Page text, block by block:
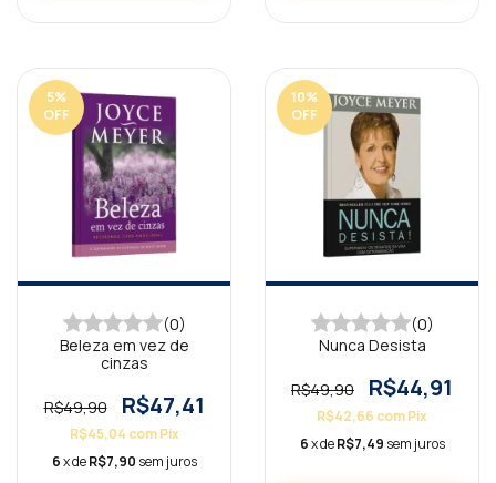
5%
OFF
(0)
Beleza em vez de
cinzas
R$49,90 R$47,41
R$45,04 com Pix
6x deR$7,90 sem juros
10%
OFF
(0)
Nunca Desista
R$49,90 R$44,91
R$42,66 comPix
6x deR$7,49 sem juros